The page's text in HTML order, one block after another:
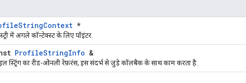
*
में अगले कॉन्टेक्स्ट के लिए पॉइंटर.
ProfileStringInfo &
स्ट्रिंग का रीड-ओनली रेफ़रंस, इस संदर्भ से जुड़े कॉलबैक के साथ काम करता है.